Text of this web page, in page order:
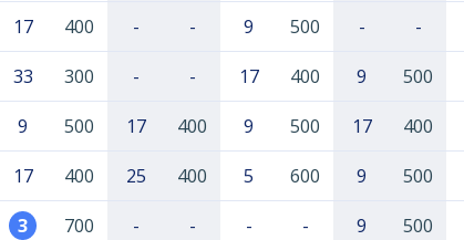
17 400 - - 9 500 - -
33 300 - - 17 400 9 500
9 500 17 400 9 500 17 400
17 400 25 400 5 600 9 500
3 700 - - - - 9 500